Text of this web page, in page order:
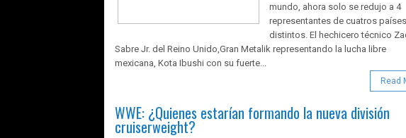
mundo, ahora solo se redujo a 4
representantes de cuatros países
distintos. El hechicero técnico
Sabre Jr. del Reino Unido,Gran Metalik representando la lucha libre
mexicana, Kota Ibushi con su fuerte...
Read
WWE: ¿Quienes estarían formando la nueva división
cruiserweight?